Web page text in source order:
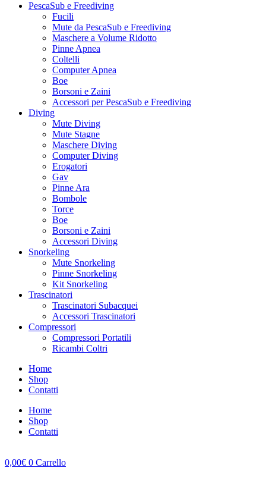
PescaSub e Freediving
Fucili
Mute da PescaSub e Freediving
Maschere a Volume Ridotto
Pinne Apnea
Coltelli
Computer Apnea
Boe
Borsoni e Zaini
Accessori per PescaSub e Freediving
Diving
Mute Diving
Mute Stagne
Maschere Diving
Computer Diving
Erogatori
Gav
Pinne Ara
Bombole
Torce
Boe
Borsoni e Zaini
Accessori Diving
Snorkeling
Mute Snorkeling
Pinne Snorkeling
Kit Snorkeling
Trascinatori
Trascinatori Subacquei
Accessori Trascinatori
Compressori
Compressori Portatili
Ricambi Coltri
Home
Shop
Contatti
Home
Shop
Contatti
0,00€ 0 Carrello